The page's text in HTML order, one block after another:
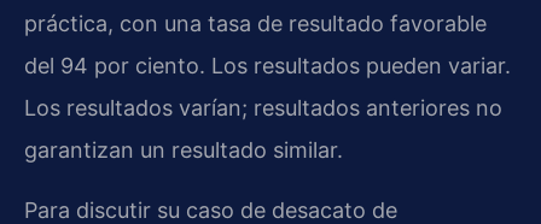
práctica, con una tasa de resultado favorable
del 94 por ciento. Los resultados pueden variar.
Los resultados varían; resultados anteriores no
garantizan un resultado similar.
Para discutir su caso de desacato de